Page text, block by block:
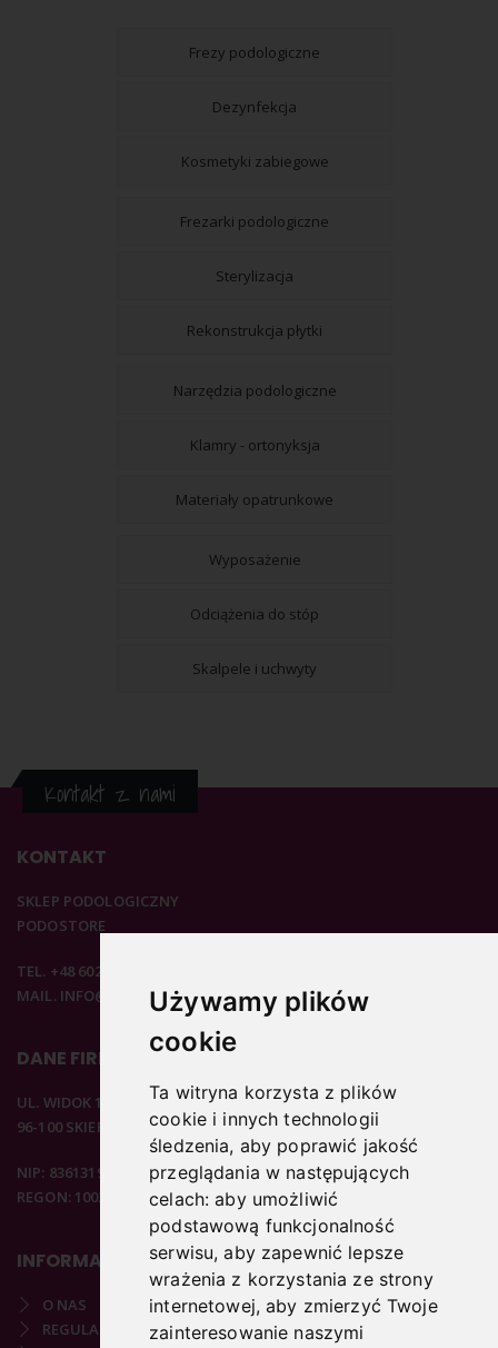
Używamy plików
cookie
Ta witryna korzysta z plików
cookie i innych technologii
śledzenia, aby poprawić jakość
przeglądania w następujących
celach:aby umożliwić
podstawową funkcjonalność
serwisu,aby zapewnić lepsze
wrażenia z korzystania ze strony
internetowej,aby zmierzyć Twoje
zainteresowanie naszymi
Frezy podologiczne
Dezynfekcja
Kosmetyki zabiegowe
Frezarki podologiczne
Sterylizacja
Rekonstrukcja płytki
Narzędzia podologiczne
Klamry - ortonyksja
Materiały opatrunkowe
Wyposażenie
Odciążenia do stóp
Skalpele i uchwyty
Kontakt z nami
KONTAKT
SKLEP PODOLOGICZNY
PODOSTORE
TEL. +48 602 537 894
MAIL. INFO@PODOSTORE.PL
DANE FIRMOWE
UL. WIDOK 15B
96-100 SKIERNIEWICE
NIP: 8361319313
REGON: 100297020
INFORMACJE
O NAS
REGULAMIN